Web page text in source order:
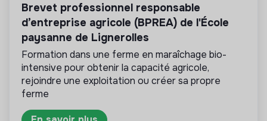
Cette structure repose sur un principe de
solidarité et d’utilité sociale : son mode de
gestion est démocratique et participatif, et sa
lucrativité est limitée. Il s’agit d’une association,
coopérative, fondation, mutuelle ou entreprise
ESUS.
Brevet professionnel responsable
d’entreprise agricole (BPREA) de l'École
paysanne de Lignerolles
Formation dans une ferme en maraîchage bio-
intensive pour obtenir la capacité agricole,
rejoindre une exploitation ou créer sa propre
ferme